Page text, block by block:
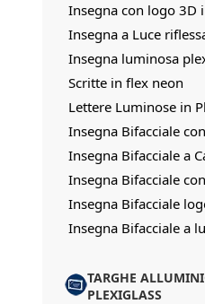
Insegna con logo 3D
Insegna a Luce
Insegna luminosa
Scritte in flex neon
Lettere Luminose in
Insegna Bifacciale
Insegna Bifacciale a
Insegna Bifacciale
Insegna Bifacciale
Insegna Bifacciale a
TARGHE
PLEXIGLASS